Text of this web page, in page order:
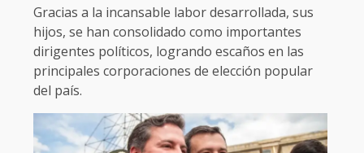
Gracias a la incansable labor desarrollada, sus
hijos, se han consolidado como importantes
dirigentes políticos, logrando escaños en las
principales corporaciones de elección popular
del país.